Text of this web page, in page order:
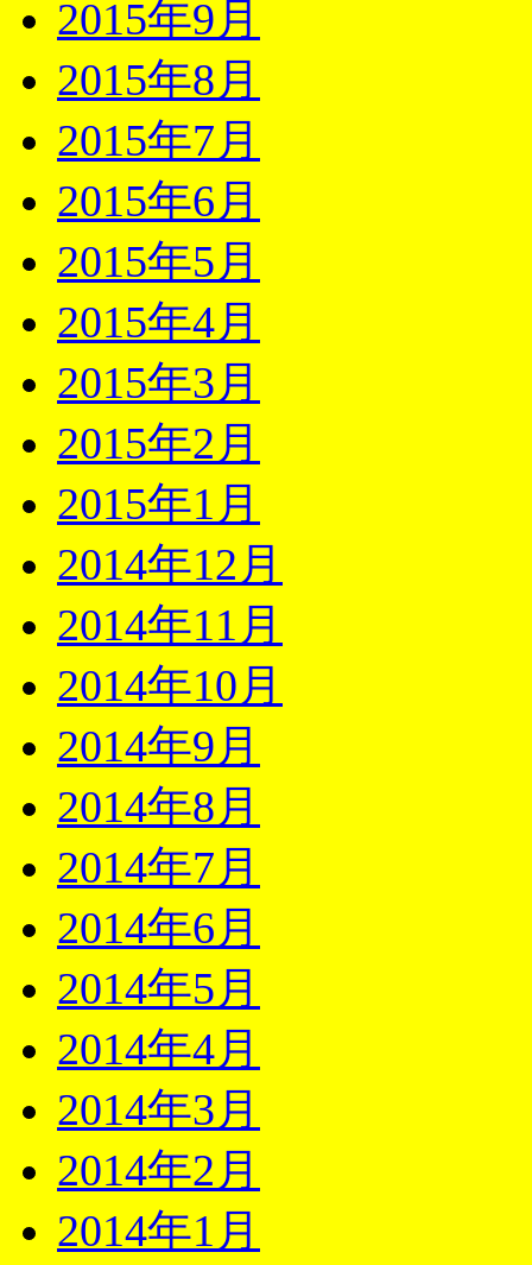
2015年9月
2015年8月
2015年7月
2015年6月
2015年5月
2015年4月
2015年3月
2015年2月
2015年1月
2014年12月
2014年11月
2014年10月
2014年9月
2014年8月
2014年7月
2014年6月
2014年5月
2014年4月
2014年3月
2014年2月
2014年1月